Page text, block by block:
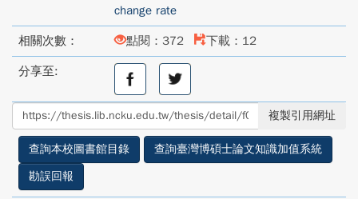
change rate
相關次數： 點閱：372 下載：12
分享至:
分
至
facebook
分
享
至
twitter
複製引用網址
查詢本校圖書館目錄
查詢臺灣博碩士論文知識加值系統
勘誤回報